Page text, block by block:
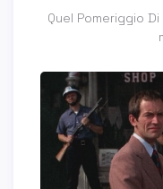
Quel Pomeriggio